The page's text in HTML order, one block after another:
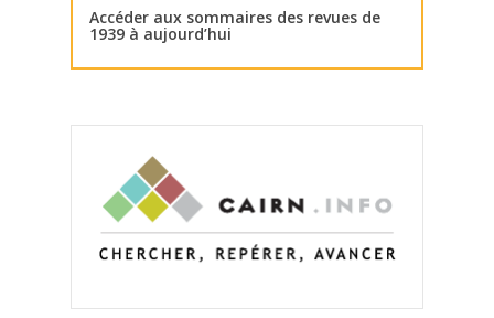
Accéder aux sommaires des revues de
1939 à aujourd’hui